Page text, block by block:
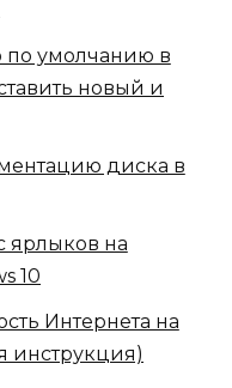
по умолчанию в
новый и
диска в
ярлыков на
10
Интернета на
инструкция)